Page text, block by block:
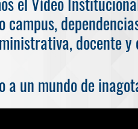
campus,
docente
a un mundo de